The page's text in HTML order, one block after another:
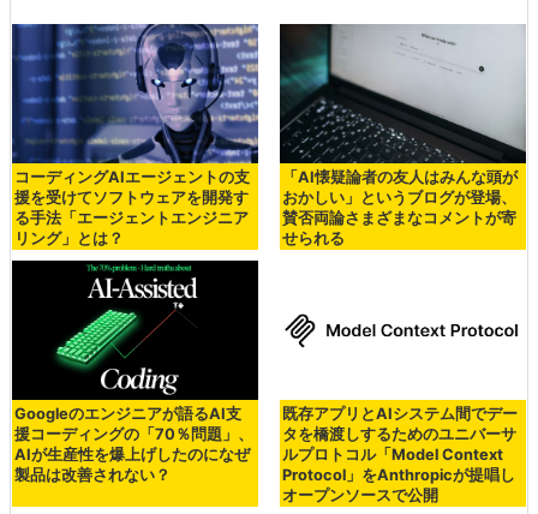
コーディングAIエージェントの支
援を受けてソフトウェアを開発す
る手法「エージェントエンジニア
リング」とは？
「AI懐疑論者の友人はみんな頭が
おかしい」というブログが登場、
賛否両論さまざまなコメントが寄
せられる
Googleのエンジニアが語るAI支
援コーディングの「70％問題」、
AIが生産性を爆上げしたのになぜ
製品は改善されない？
既存アプリとAIシステム間でデー
タを橋渡しするためのユニバーサ
ルプロトコル「Model Context
Protocol」をAnthropicが提唱し
オープンソースで公開